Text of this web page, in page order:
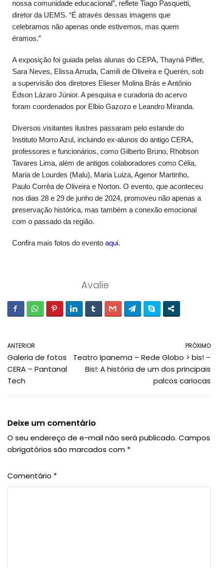
nossa comunidade educacional”, reflete Tiago Pasquetti,
diretor da UEMS. “É através dessas imagens que
celebramos não apenas onde estivemos, mas quem
éramos.”
A exposição foi guiada pelas alunas do CEPA, Thayná Piffer,
Sara Neves, Elissa Arruda, Camili de Oliveira e Querén, sob
a supervisão dos diretores Elieser Molina Brás e Antônio
Édson Lázaro Júnior. A pesquisa e curadoria do acervo
foram coordenados por Elbio Gazozo e Leandro Miranda.
Diversos visitantes ilustres passaram pelo estande do
Instituto Morro Azul, incluindo ex-alunos do antigo CERA,
professores e funcionários, como Gilberto Bruno, Rhobson
Tavares Lima, além de antigos colaboradores como Célia,
Maria de Lourdes (Malu), Maria Luiza, Agenor Martinho,
Paulo Corrêa de Oliveira e Norton. O evento, que aconteceu
nos dias 28 e 29 de junho de 2024, promoveu não apenas a
preservação histórica, mas também a conexão emocional
com o passado da região.
Confira mais fotos do evento aqui.
Avalie
ANTERIOR
Galeria de fotos
CERA – Pantanal
Tech
PRÓXIMO
Teatro Ipanema – Rede Globo > bis! –
Bis!: A história de um dos principais
palcos cariocas
Deixe um comentário
O seu endereço de e-mail não será publicado. Campos
obrigatórios são marcados com *
Comentário *